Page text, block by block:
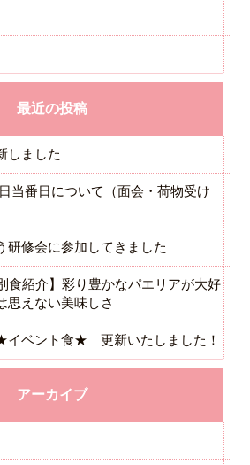
最近の投稿
しました
当番日について（面会・荷物受け
研修会に参加してきました
食紹介】彩り豊かなパエリアが大好
思えない美味しさ
イベント食★ 更新いたしました！
アーカイブ